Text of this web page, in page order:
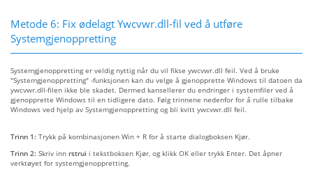
Metode 6: Fix ødelagt Ywcvwr.dll-fil ved å utføre
Systemgjenoppretting
Systemgjenoppretting er veldig nyttig når du vil fikse ywcvwr.dll feil. Ved å bruke
"Systemgjenoppretting" -funksjonen kan du velge å gjenopprette Windows til datoen da
ywcvwr.dll-filen ikke ble skadet. Dermed kansellerer du endringer i systemfiler ved å
gjenopprette Windows til en tidligere dato. Følg trinnene nedenfor for å rulle tilbake
Windows ved hjelp av Systemgjenoppretting og bli kvitt ywcvwr.dll feil.
Trinn 1: Trykk på kombinasjonen Win + R for å starte dialogboksen Kjør.
Trinn 2: Skriv inn rstrui i tekstboksen Kjør, og klikk OK eller trykk Enter. Det åpner
verktøyet for systemgjenoppretting.